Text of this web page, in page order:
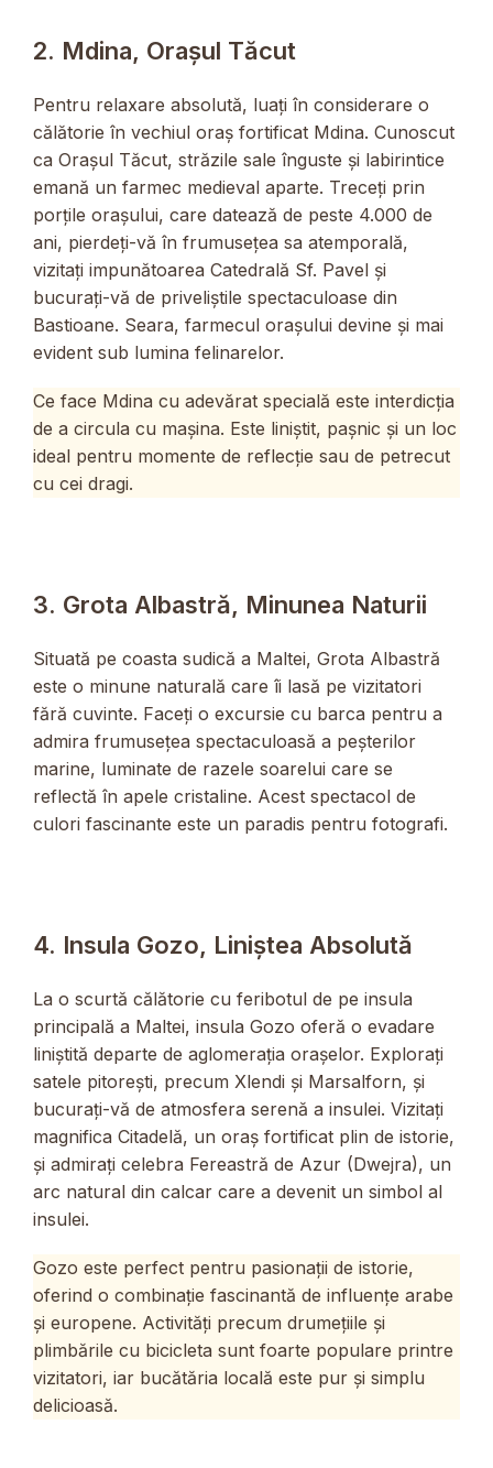
2. Mdina, Orașul Tăcut
Pentru relaxare absolută, luați în considerare o
călătorie în vechiul oraș fortificat Mdina. Cunoscut
ca Orașul Tăcut, străzile sale înguste și labirintice
emană un farmec medieval aparte. Treceți prin
porțile orașului, care datează de peste 4.000 de
ani, pierdeți-vă în frumusețea sa atemporală,
vizitați impunătoarea Catedrală Sf. Pavel și
bucurați-vă de priveliștile spectaculoase din
Bastioane. Seara, farmecul orașului devine și mai
evident sub lumina felinarelor.
Ce face Mdina cu adevărat specială este interdicția
de a circula cu mașina. Este liniștit, pașnic și un loc
ideal pentru momente de reflecție sau de petrecut
cu cei dragi.
3. Grota Albastră, Minunea Naturii
Situată pe coasta sudică a Maltei, Grota Albastră
este o minune naturală care îi lasă pe vizitatori
fără cuvinte. Faceți o excursie cu barca pentru a
admira frumusețea spectaculoasă a peșterilor
marine, luminate de razele soarelui care se
reflectă în apele cristaline. Acest spectacol de
culori fascinante este un paradis pentru fotografi.
4. Insula Gozo, Liniștea Absolută
La o scurtă călătorie cu feribotul de pe insula
principală a Maltei, insula Gozo oferă o evadare
liniștită departe de aglomerația orașelor. Explorați
satele pitorești, precum Xlendi și Marsalforn, și
bucurați-vă de atmosfera serenă a insulei. Vizitați
magnifica Citadelă, un oraș fortificat plin de istorie,
și admirați celebra Fereastră de Azur (Dwejra), un
arc natural din calcar care a devenit un simbol al
insulei.
Gozo este perfect pentru pasionații de istorie,
oferind o combinație fascinantă de influențe arabe
și europene. Activități precum drumețiile și
plimbările cu bicicleta sunt foarte populare printre
vizitatori, iar bucătăria locală este pur și simplu
delicioasă.